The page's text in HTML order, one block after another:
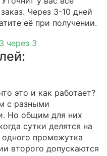
Через 3-10 дней
её при получении.
это и как работает?
с разными
Но общим для них
сутки делятся на
одного промежутка
второго допускаются